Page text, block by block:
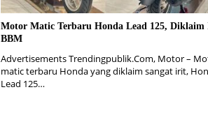
Motor Matic Terbaru Honda Lead 125,
BBM
Advertisements Trendingpublik.Com, Motor –
matic terbaru Honda yang diklaim sangat irit,
Lead 125…